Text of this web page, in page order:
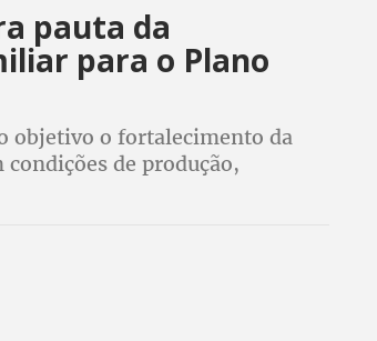
pauta da
para o Plano
objetivo o fortalecimento da
de produção,